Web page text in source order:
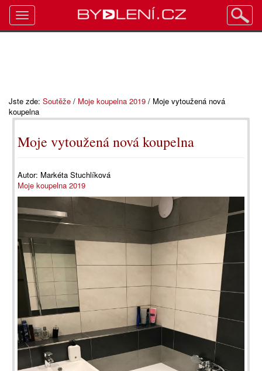
Jste zde: Soutěže / Moje koupelna 2019 / Moje vytoužená nová
koupelna
Moje vytoužená nová koupelna
Autor: Markéta Stuchlíková
Moje koupelna 2019
Toggle
navigation